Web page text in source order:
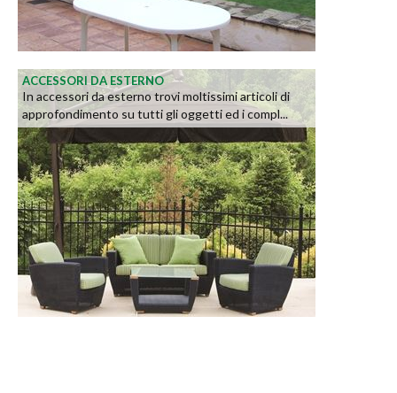
ACCESSORI DA ESTERNO
In accessori da esterno trovi moltissimi articoli di
approfondimento su tutti gli oggetti ed i compl...